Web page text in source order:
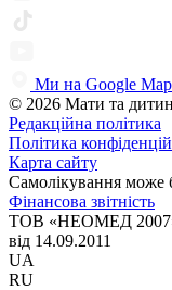
Ми на Google
© 2026 Мати та
Редакційна політика
Політика
Карта сайту
Самолікування може
Фінансова звітність
ТОВ «НЕОМЕД 2007»,
від 14.09.2011
UA
RU